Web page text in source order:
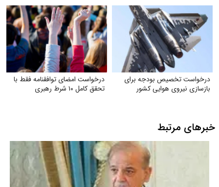
باشیم!
درخواست تخصیص بودجه برای
بازسازی نیروی هوایی کشور
درخواست امضای توافقنامه فقط با
تحقق کامل ۱۰ شرط رهبری
خبرهای مرتبط